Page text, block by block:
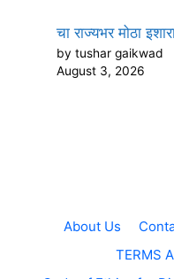
चा राज्यभर मोठा
by tushar gaikwad
August 3, 2026
About Us
TERMS